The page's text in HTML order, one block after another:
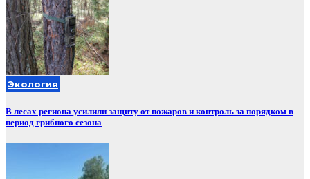
Экология
В лесах региона усилили защиту от пожаров и контроль за порядком в
период грибного сезона